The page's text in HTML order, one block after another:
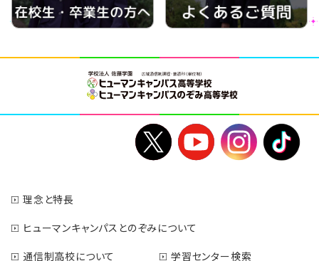
理念と特長
ヒューマンキャンパスとのぞみについて
通信制高校について
学習センター検索